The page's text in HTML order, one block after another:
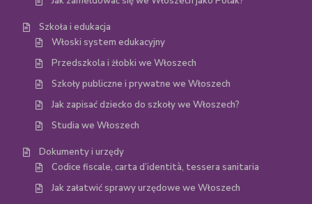
Szkoła i edukacja
Włoski system edukacyjny
Przedszkola i żłobki we Włoszech
Szkoły publiczne i prywatne we Włoszech
Jak zapisać dziecko do szkoły we Włoszech?
Studia we Włoszech
Dokumenty i urzędy
Codice fiscale, carta d’identità, tessera sanitaria
Jak załatwić sprawy urzędowe we Włoszech